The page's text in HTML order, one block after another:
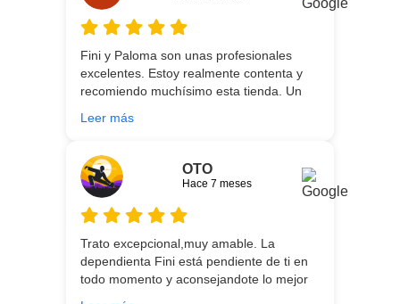
5 años conocí la tienda, y vuelvo
encantada de contar con su asesoría y
equipo.
Fini y Paloma son unas profesionales
excelentes. Estoy realmente contenta y
recomiendo muchísimo esta tienda. Un
entrega.
Leer más
OTO
Hace 7 meses
Trato excepcional,muy amable. La
dependienta Fini está pendiente de ti en
todo momento y aconsejandote lo mejor